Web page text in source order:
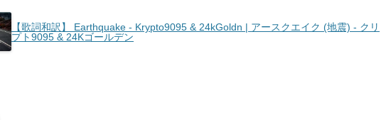
【歌詞和訳】 Earthquake - Krypto9095 & 24kGoldn | アースクエイク (地震) - クリ
プト9095 & 24Kゴールデン